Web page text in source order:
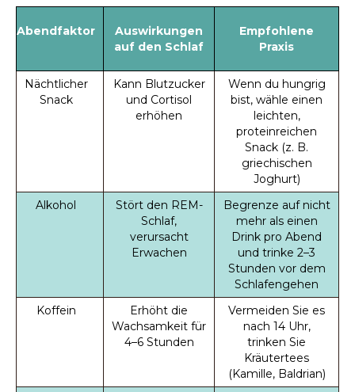
Abendfaktor
Auswirkungen
auf den Schlaf
Empfohlene
Praxis
Nächtlicher
Snack
Kann Blutzucker
und Cortisol
erhöhen
Wenn du hungrig
bist, wähle einen
leichten,
proteinreichen
Snack (z. B.
griechischen
Joghurt)
Alkohol
Stört den REM-
Schlaf,
verursacht
Erwachen
Begrenze auf nicht
mehr als einen
Drink pro Abend
und trinke 2–3
Stunden vor dem
Schlafengehen
Koffein
Erhöht die
Wachsamkeit für
4–6 Stunden
Vermeiden Sie es
nach 14 Uhr,
trinken Sie
Kräutertees
(Kamille, Baldrian)